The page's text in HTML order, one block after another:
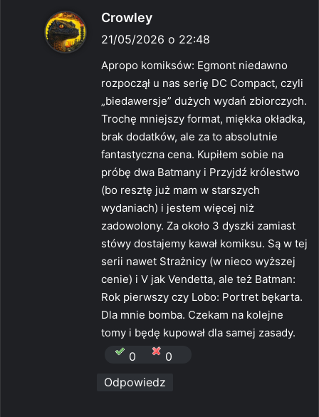
Crowley
i
e
:
21/05/2026 o 22:48
Apropo komiksów: Egmont niedawno
rozpoczął u nas serię DC Compact, czyli
„biedawersje” dużych wydań zbiorczych.
Trochę mniejszy format, miękka okładka,
brak dodatków, ale za to absolutnie
fantastyczna cena. Kupiłem sobie na
próbę dwa Batmany i Przyjdź królestwo
(bo resztę już mam w starszych
wydaniach) i jestem więcej niż
zadowolony. Za około 3 dyszki zamiast
stówy dostajemy kawał komiksu. Są w tej
serii nawet Strażnicy (w nieco wyższej
cenie) i V jak Vendetta, ale też Batman:
Rok pierwszy czy Lobo: Portret bękarta.
Dla mnie bomba. Czekam na kolejne
tomy i będę kupował dla samej zasady.
0
0
Odpowiedz